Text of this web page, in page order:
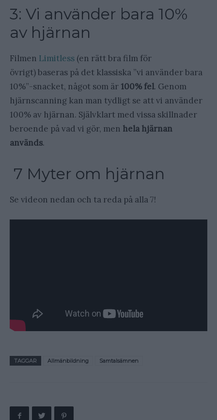
3: Vi använder bara 10%
av hjärnan
Filmen Limitless (en rätt bra film för
övrigt) baseras på det klassiska ”vi använder bara
10%”-snacket, något som är 100% fel. Genom
hjärnscanning kan man tydligt se att vi använder
100% av hjärnan. Självklart med vissa skillnader
beroende på vad vi gör, men hela hjärnan
används.
7 Myter om hjärnan
Se videon nedan och ta reda på alla 7!
TAGGAR Allmänbildning Samtalsämnen